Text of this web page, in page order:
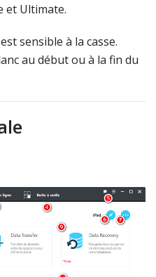
et Ultimate.
sensible à la casse.
au début ou à la fin du